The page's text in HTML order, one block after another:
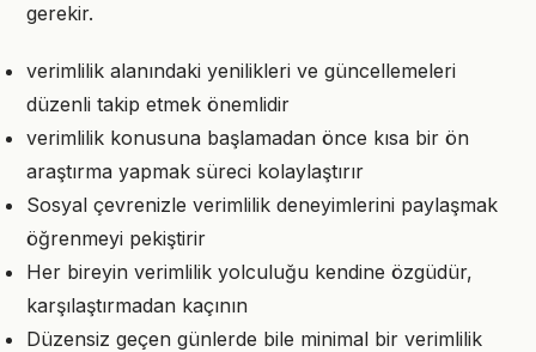
gerekir.
verimlilik alanındaki yenilikleri ve güncellemeleri
düzenli takip etmek önemlidir
verimlilik konusuna başlamadan önce kısa bir ön
araştırma yapmak süreci kolaylaştırır
Sosyal çevrenizle verimlilik deneyimlerini paylaşmak
öğrenmeyi pekiştirir
Her bireyin verimlilik yolculuğu kendine özgüdür,
karşılaştırmadan kaçının
Düzensiz geçen günlerde bile minimal bir verimlilik